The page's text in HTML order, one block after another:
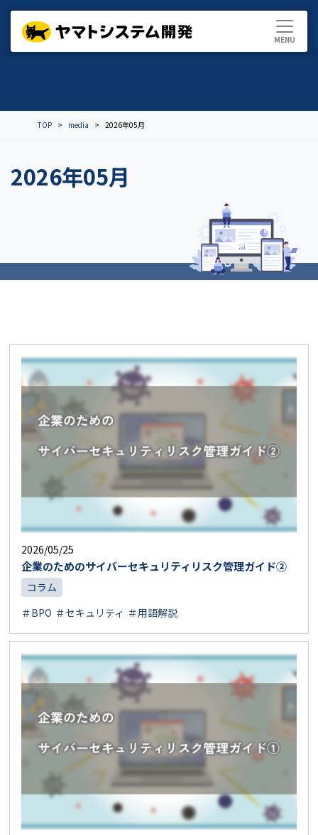
TOP media 2026年05月
2026年05月
2026/05/25
企業のためのサイバーセキュリティリスク管理ガイド②
コラム
＃BPO ＃セキュリティ ＃用語解説